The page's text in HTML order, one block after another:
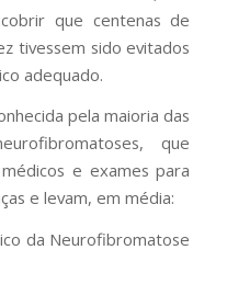
que centenas de
tivessem sido evitados
adequado.
pela maioria das
que
e exames para
e levam, em média:
da Neurofibromatose